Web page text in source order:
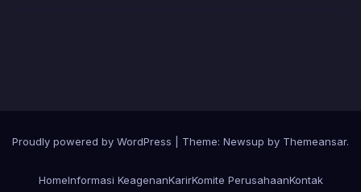
Proudly powered by WordPress Theme: Newsup by Themeansar.
HomeInformasi KeagenanKarirKomite PerusahaanKontak